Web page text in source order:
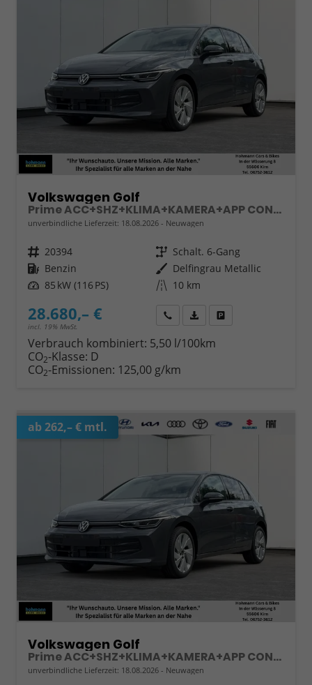
Volkswagen Golf
Prime ACC+SHZ+KLIMA+KAMERA+APP CONNECT+LED+17" ALU
unverbindliche Lieferzeit: 18.08.2026 Neuwagen
Fahrzeugnr. 20394 Getriebe Schalt. 6-Gang
Kraftstoff Benzin Außenfarbe Delfingrau Metallic
Leistung 85 kW (116 PS) Kilometerstand 10 km
28.680,– €
incl. 19% MwSt.
Wir rufen Sie anFahrzeugexposé (PDF)
Verbrauch kombiniert: 5,50 l/100km
CO2-Klasse: D
CO2-Emissionen: 125,00 g/km
ab 262,– € mtl.
Volkswagen Golf
Prime ACC+SHZ+KLIMA+KAMERA+APP CONNECT+LED+17" ALU
unverbindliche Lieferzeit: 18.08.2026 Neuwagen